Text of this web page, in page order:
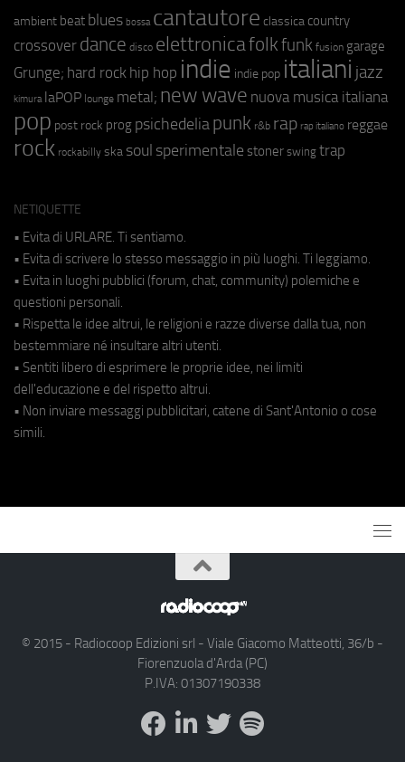
ambient beat blues bossa cantautore classica country
crossover dance disco elettronicafolkfunk fusion garage
Grunge; hard rock hip hop indie indie pop italiani jazz
kimura laPOP lounge metal; new wave nuova musica italiana
pop post rock prog psichedeliapunk r&b rap rap italiano reggae
rock rockabilly ska soul sperimentale stoner swing trap
NETIQUETTE
• Evita di URLARE. Ti sentiamo.
• Evita di scrivere lo stesso messaggio in più luoghi. Ti leggiamo.
• Evita in luoghi pubblici (forum, chat, community) polemiche e
questioni personali.
• Rispetta le idee altrui, le religioni e razze diverse dalla tua, non
bestemmiare né insultare altri utenti.
• Sentiti libero di esprimere le proprie idee, nei limiti
dell'educazione e del rispetto altrui.
• Non inviare messaggi pubblicitari, catene di Sant'Antonio o cose
simili.
© 2015 - Radiocoop Edizioni srl - Viale Giacomo Matteotti, 36/b -
Fiorenzuola d'Arda (PC)
P.IVA: 01307190338